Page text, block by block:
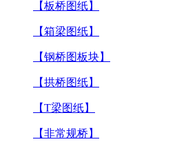
【板桥图纸】
【箱梁图纸】
【钢桥图板块】
【拱桥图纸】
【T梁图纸】
【非常规桥】